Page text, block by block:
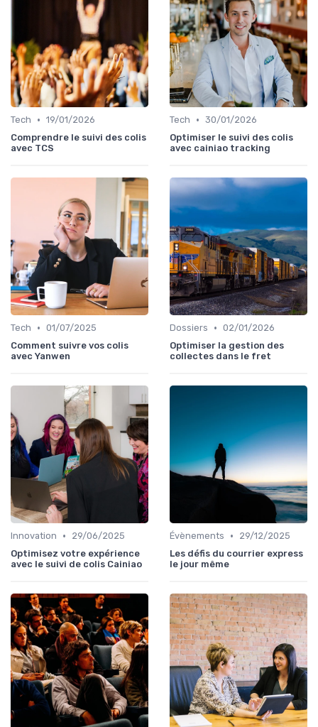
Tech • 19/01/2026
Comprendre le suivi des colis
avec TCS
Tech • 30/01/2026
Optimiser le suivi des colis
avec cainiao tracking
Tech • 01/07/2025
Comment suivre vos colis
avec Yanwen
Dossiers • 02/01/2026
Optimiser la gestion des
collectes dans le fret
Innovation •
29/06/2025
Optimisez votre expérience
avec le suivi de colis Cainiao
Évènements •
29/12/2025
Les défis du courrier express
le jour même